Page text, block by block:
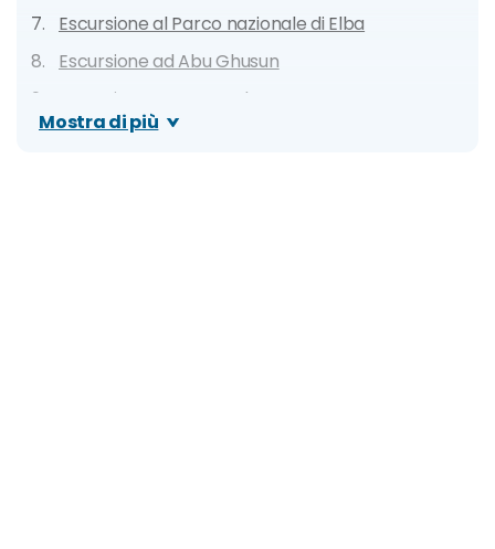
Escursione al Parco nazionale di Elba
Escursione ad Abu Ghusun
Escursione a Marsa Egla
Escursione al porto romano di Myos Hormos
Mostra di più